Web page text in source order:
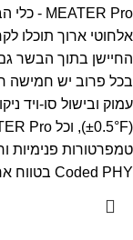
MEATER Pro - כלי הבישול החכם שישדרג את המטבח שלך
אלחוטי ארוך תוכלו
החיישן בתוך הבשר גם
בכל פרוב יש חמישה
עמוק ובישול סו-ויד
(±0.5°F), וכל MEATER Pro מגיע עם תעודת כיול.
טמפרטורות פנימיות
Coded PHY בטווח ארוך.